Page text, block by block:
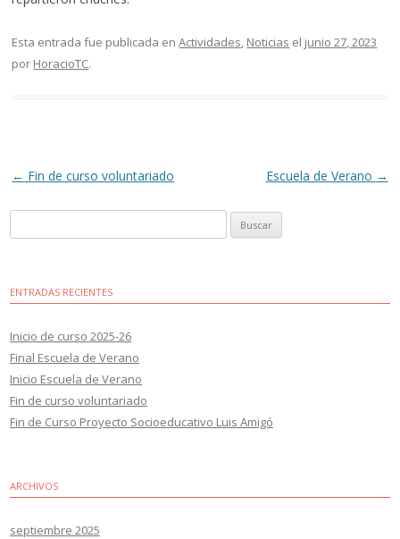
Esta entrada fue publicada enActividades, Noticias el junio 27, 2023
por HoracioTC.
Navegación
← Fin de curso voluntariado Escuela de Verano →
ENTRADAS RECIENTES
Inicio de curso 2025-26
Final Escuela de Verano
Inicio Escuela de Verano
Fin de curso voluntariado
Fin de Curso Proyecto Socioeducativo Luis Amigó
ARCHIVOS
septiembre 2025